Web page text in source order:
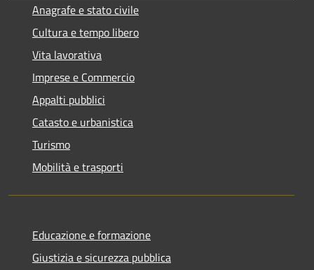
Anagrafe e stato civile
Cultura e tempo libero
Vita lavorativa
Imprese e Commercio
Appalti pubblici
Catasto e urbanistica
Turismo
Mobilità e trasporti
Educazione e formazione
Giustizia e sicurezza pubblica